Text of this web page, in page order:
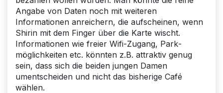
Angabe von Daten noch mit weiteren
Informationen anreichern, die aufscheinen, wenn
Shirin mit dem Finger über die Karte wischt.
Informationen wie freier Wifi-Zugang, Park­
möglichkeiten etc. könnten z.B. attraktiv genug
sein, dass sich die beiden jungen Damen
umentscheiden und nicht das bisherige Café
wählen.